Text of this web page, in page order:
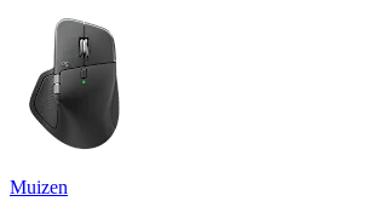
Muizen